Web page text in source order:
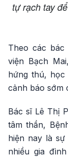
tự rạch tay
Theo các
viện Bạch
hứng thú, học
cảnh báo sớm
Bác sĩ Lê Thị
tâm thần,
hiện nay là
nhiều gia